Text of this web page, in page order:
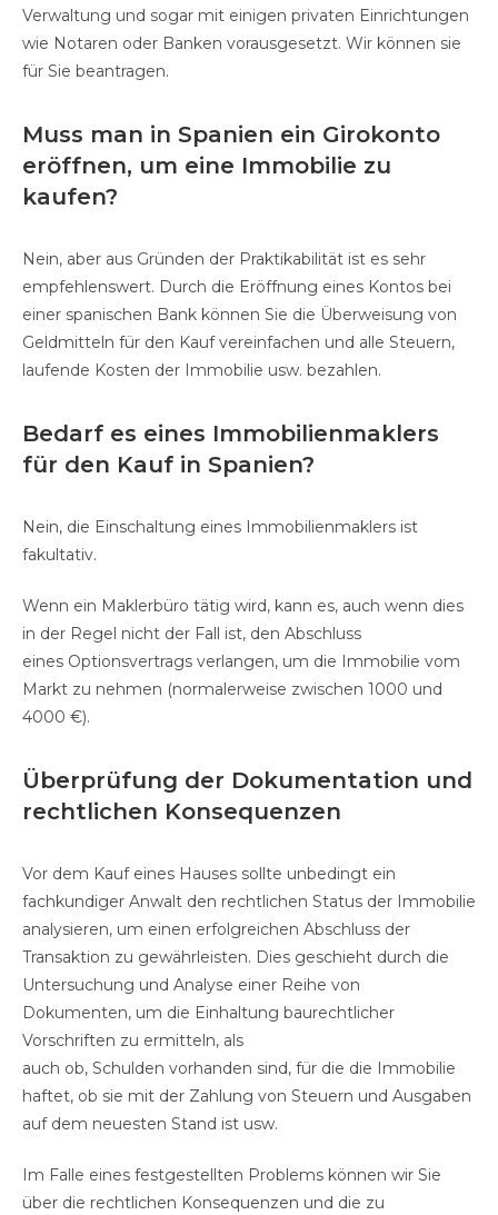
Verwaltung und sogar mit einigen privaten Einrichtungen
wie Notaren oder Banken vorausgesetzt. Wir können sie
für Sie beantragen.
Muss man in Spanien ein Girokonto
eröffnen, um eine Immobilie zu
kaufen?
Nein, aber aus Gründen der Praktikabilität ist es sehr
empfehlenswert. Durch die Eröffnung eines Kontos bei
einer spanischen Bank können Sie die Überweisung von
Geldmitteln für den Kauf vereinfachen und alle Steuern,
laufende Kosten der Immobilie usw. bezahlen.
Bedarf es eines Immobilienmaklers
für den Kauf in Spanien?
Nein, die Einschaltung eines Immobilienmaklers ist
fakultativ.
Wenn ein Maklerbüro tätig wird, kann es, auch wenn dies
in der Regel nicht der Fall ist, den Abschluss
eines Optionsvertrags verlangen, um die Immobilie vom
Markt zu nehmen (normalerweise zwischen 1000 und
4000 €).
Überprüfung der Dokumentation und
rechtlichen Konsequenzen
Vor dem Kauf eines Hauses sollte unbedingt ein
fachkundiger Anwalt den rechtlichen Status der Immobilie
analysieren, um einen erfolgreichen Abschluss der
Transaktion zu gewährleisten. Dies geschieht durch die
Untersuchung und Analyse einer Reihe von
Dokumenten, um die Einhaltung baurechtlicher
Vorschriften zu ermitteln, als
auch ob, Schulden vorhanden sind, für die die Immobilie
haftet, ob sie mit der Zahlung von Steuern und Ausgaben
auf dem neuesten Stand ist usw.
Im Falle eines festgestellten Problems können wir Sie
über die rechtlichen Konsequenzen und die zu